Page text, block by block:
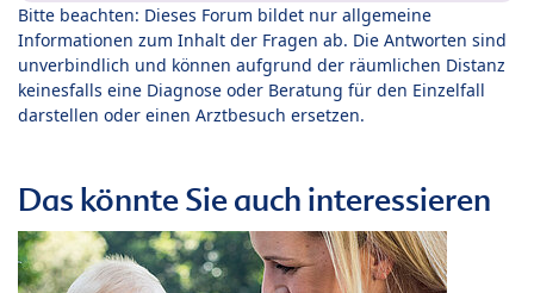
Bitte beachten: Dieses Forum bildet nur allgemeine
Informationen zum Inhalt der Fragen ab. Die Antworten sind
unverbindlich und können aufgrund der räumlichen Distanz
keinesfalls eine Diagnose oder Beratung für den Einzelfall
darstellen oder einen Arztbesuch ersetzen.
Das könnte Sie auch interessieren